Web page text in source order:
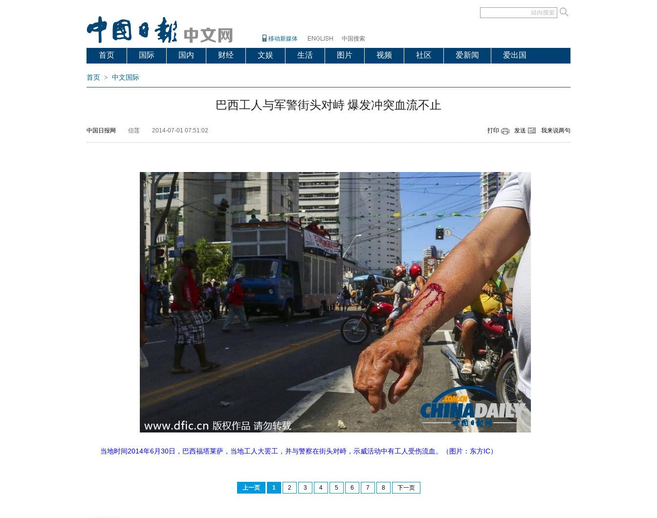
移动新媒体 中国搜索
首页 国际 国内 财经 文娱 生活 图片 视频 社区 爱新闻 爱出国
首页 > 中文国际
巴西工人与军警街头对峙 爆发冲突血流不止
中国日报网 信莲 2014-07-01 07:51:02 打印 发送 我来说两句
当地时间2014年6月30日，巴西福塔莱萨，当地工人大罢工，并与警察在街头对峙，示威活动中有工人受伤流血。（图片：东方IC）
上一页 1 2 3 4 5 6 7 8 下一页